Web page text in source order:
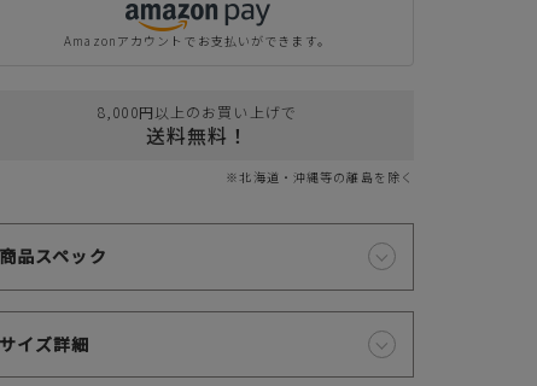
Amazonアカウントでお支払いができます。
8,000円以上のお買い上げで
送料無料！
※北海道・沖縄等の離島を除く
商品スペック
サイズ詳細
、ご指定の口座から引落としさせていただきます。
支払・配送について
特定商取引法に基づく表示